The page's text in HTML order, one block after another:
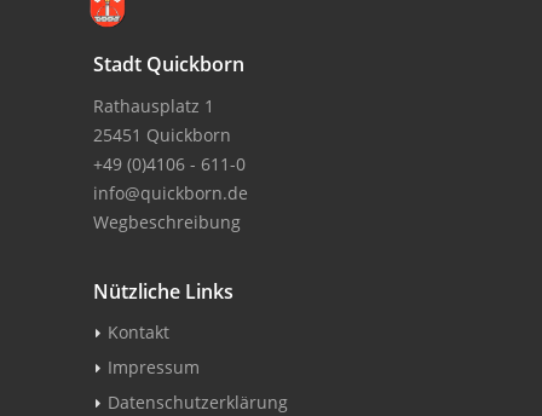
Stadt Quickborn
Rathausplatz 1
25451 Quickborn
+49 (0)4106 - 611-0
info@quickborn.de
Wegbeschreibung
Nützliche Links
Kontakt
Impressum
Datenschutzerklärung